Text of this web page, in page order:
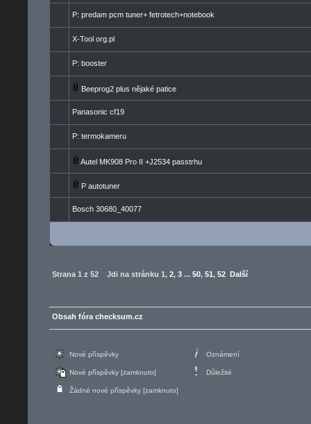
P: predam pcm tuner+ fetrotech+notebook
X-Tool org.pl
P: booster
Beeprog2 plus nějaké patice
Panasonic cf19
P: termokameru
Autel MK908 Pro II +J2534 passtrhu
P autotuner
Bosch 30680_40077
Strana 1 z 52 Jdi na stránku 1, 2, 3 ... 50, 51, 52 Další
Obsah fóra checksum.cz
Nové příspěvky Oznámení
Nové příspěvky [zamknuto] Důležité
Žádné nové příspěvky [zamknuto]